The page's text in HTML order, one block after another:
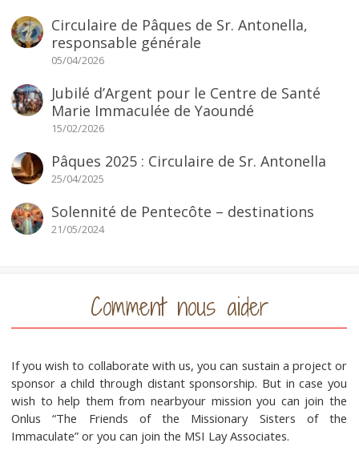
Circulaire de Pâques de Sr. Antonella,
responsable générale
05/04/2026
Jubilé d’Argent pour le Centre de Santé
Marie Immaculée de Yaoundé
15/02/2026
Pâques 2025 : Circulaire de Sr. Antonella
25/04/2025
Solennité de Pentecôte – destinations
21/05/2024
Comment nous aider
If you wish to collaborate with us, you can sustain a project or
sponsor a child through distant sponsorship. But in case you
wish to help them from nearbyour mission you can join the
Onlus “The Friends of the Missionary Sisters of the
Immaculate” or you can join the MSI Lay Associates.